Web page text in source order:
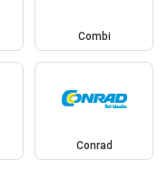
Combi
Conrad